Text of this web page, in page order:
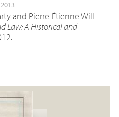
and Pierre-Étienne Will
Law: A Historical and